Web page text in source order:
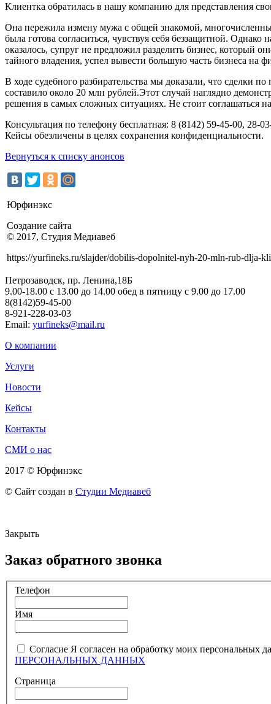
Клиентка обратилась в нашу компанию для представления
Она пережила измену мужа с общей знакомой,
была готова согласиться, чувствуя себя беззащитной.
оказалось, супруг не предложил разделить бизнес, который
тайного владения, успел вывести большую часть бизнеса на
В ходе судебного разбирательства мы доказали, что
составило около 20 млн рублей.Этот случай наглядно
решения в самых сложных ситуациях. Не стоит соглашаться
Консультация по телефону бесплатная: 8 (8142) 59-45-00, 28-
Кейсы обезличены в целях сохранения конфиденциальности.
Вернуться к списку анонсов
Юрфинэкс
Создание сайта
© 2017, Студия Медиавеб
https://yurfineks.ru/slajder/dobilis-dopolnitel-nyh-20-mln-rub-dlja-
Петрозаводск, пр. Ленина,18Б
9.00-18.00 c 13.00 до 14.00 обед в пятницу с 9.00 до 17.00
8(8142)59-45-00
8-921-228-03-03
Email: yurfineks@mail.ru
О компании
Услуги
Новости
Кейсы
Контакты
СМИ о нас
2017 © Юрфинэкс
© Сайт создан в Студии Медиавеб
Закрыть
Заказ обратного звонка
Телефон
Имя
Согласие Я согласен на обработку моих
ПЕРСОНАЛЬНЫХ ДАННЫХ
Страница